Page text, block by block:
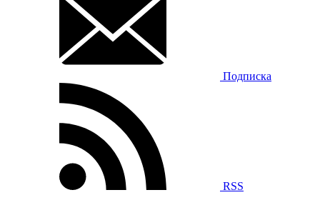
Подписка
RSS